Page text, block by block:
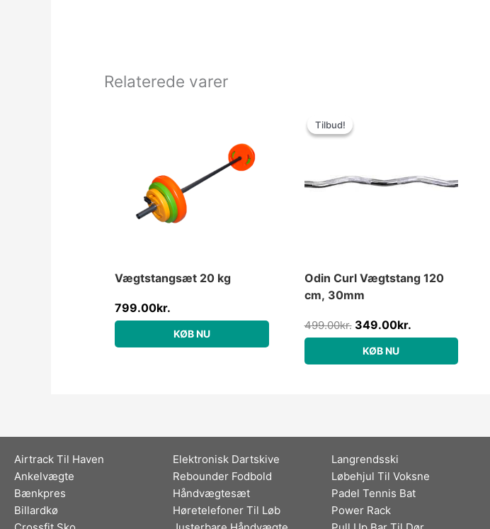
Relaterede varer
Vægtstangsæt 20 kg
799.00kr.
KØB NU
Tilbud!
Tilbud!
Odin Curl Vægtstang 120
cm, 30mm
499.00kr. 349.00kr.
KØB NU
Airtrack Til Haven
Ankelvægte
Bænkpres
Billardkø
Elektronisk Dartskive
Rebounder Fodbold
Håndvægtesæt
Høretelefoner Til Løb
Langrendsski
Løbehjul Til Voksne
Padel Tennis Bat
Power Rack